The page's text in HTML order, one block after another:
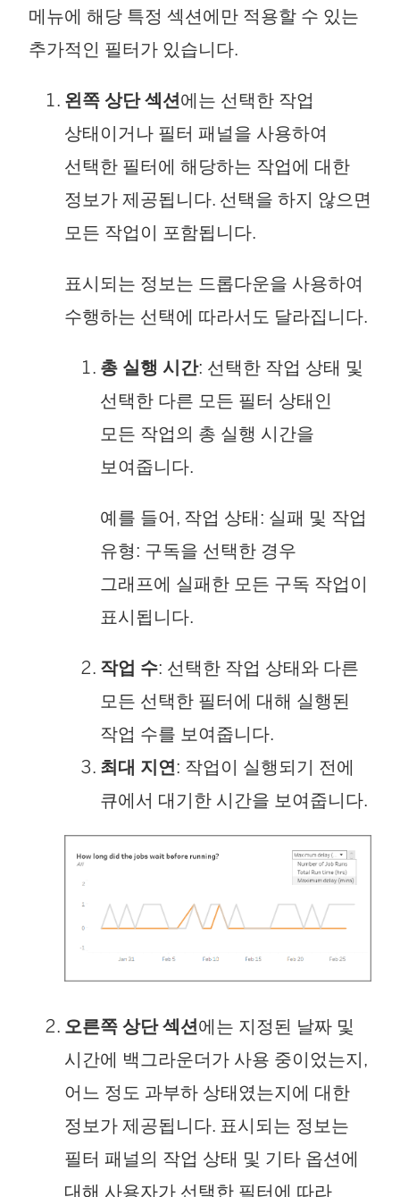
메뉴에 해당 특정 섹션에만 적용할 수 있는
추가적인 필터가 있습니다.
왼쪽 상단 섹션에는 선택한 작업
상태이거나 필터 패널을 사용하여
선택한 필터에 해당하는 작업에 대한
정보가 제공됩니다. 선택을 하지 않으면
모든 작업이 포함됩니다.
표시되는 정보는 드롭다운을 사용하여
수행하는 선택에 따라서도 달라집니다.
총 실행 시간: 선택한 작업 상태 및
선택한 다른 모든 필터 상태인
모든 작업의 총 실행 시간을
보여줍니다.
예를 들어, 작업 상태: 실패 및 작업
유형: 구독을 선택한 경우
그래프에 실패한 모든 구독 작업이
표시됩니다.
작업 수: 선택한 작업 상태와 다른
모든 선택한 필터에 대해 실행된
작업 수를 보여줍니다.
최대 지연: 작업이 실행되기 전에
큐에서 대기한 시간을 보여줍니다.
오른쪽 상단 섹션에는 지정된 날짜 및
시간에 백그라운더가 사용 중이었는지,
어느 정도 과부하 상태였는지에 대한
정보가 제공됩니다. 표시되는 정보는
필터 패널의 작업 상태 및 기타 옵션에
대해 사용자가 선택한 필터에 따라